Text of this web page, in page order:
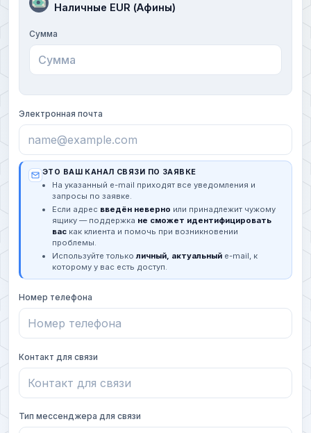
Наличные EUR (Афины)
Сумма
Электронная почта
ЭТО ВАШ КАНАЛ СВЯЗИ ПО ЗАЯВКЕ
На указанный e-mail приходят все уведомления и
запросы по заявке.
Если адрес введён неверно или принадлежит чужому
ящику — поддержка не сможет идентифицировать
вас как клиента и помочь при возникновении
проблемы.
Используйте только личный, актуальный e-mail, к
которому у вас есть доступ.
Номер телефона
Контакт для связи
Тип мессенджера для связи